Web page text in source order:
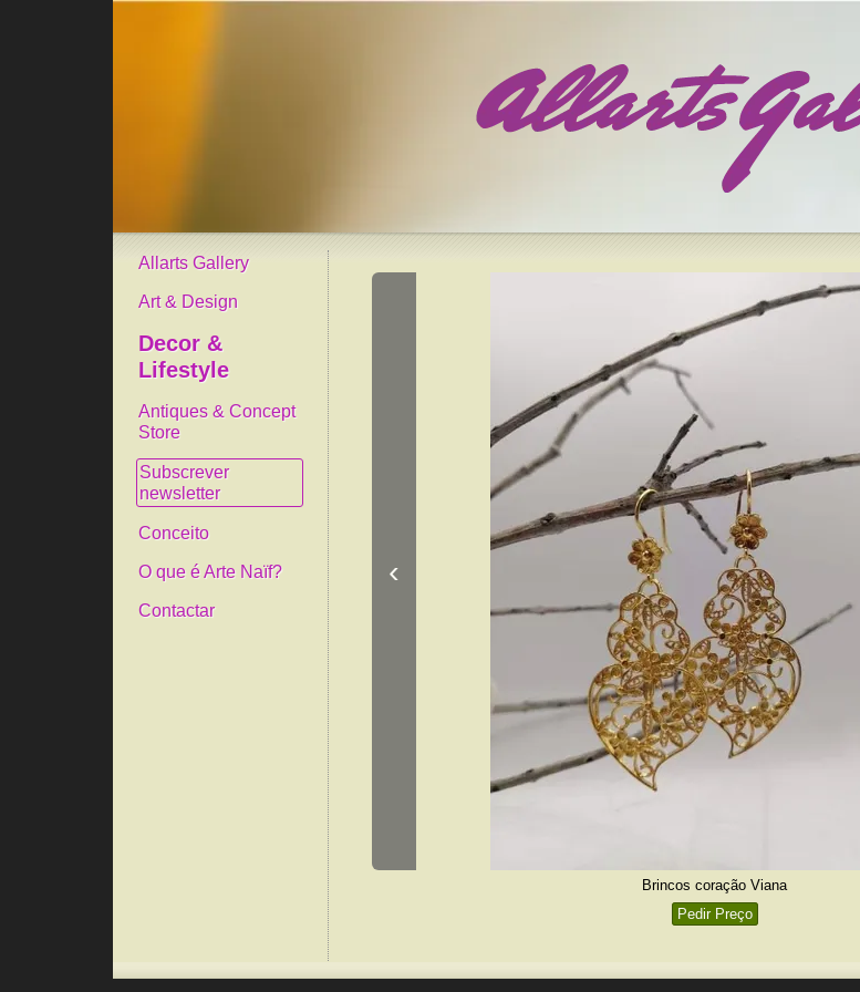
Allarts Gallery
Art & Design
Decor &
Lifestyle
Antiques & Concept
Store
Subscrever
newsletter
Conceito
O que é Arte Naïf?
Contactar
‹
Brincos coração Viana
Pedir Preço